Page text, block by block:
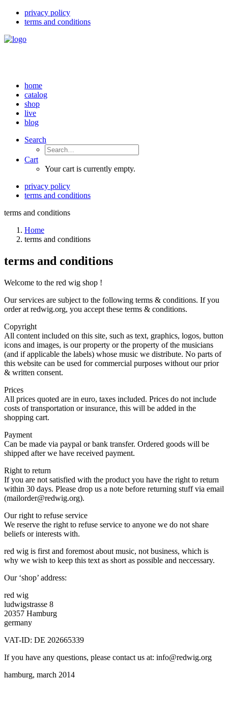
privacy policy
terms and conditions
home
catalog
shop
live
blog
Search
Cart
Your cart is currently empty.
privacy policy
terms and conditions
terms and conditions
Home
terms and conditions
terms and conditions
Welcome to the red wig shop !
Our services are subject to the following terms & conditions. If you
order at redwig.org, you accept these terms & conditions.
Copyright
All content included on this site, such as text, graphics, logos, button
icons and images, is our property or the property of the musicians
(and if applicable the labels) whose music we distribute. No parts of
this website can be used for commercial purposes without our prior
& written consent.
Prices
All prices quoted are in euro, taxes included. Prices do not include
costs of transportation or insurance, this will be added in the
shopping cart.
Payment
Can be made via paypal or bank transfer. Ordered goods will be
shipped after we have received payment.
Right to return
If you are not satisfied with the product you have the right to return
within 30 days. Please drop us a note before returning stuff via email
(mailorder@redwig.org).
Our right to refuse service
We reserve the right to refuse service to anyone we do not share
beliefs or interests with.
red wig is first and foremost about music, not business, which is
why we wish to keep this text as short as possible and neccessary.
Our ‘shop’ address:
red wig
ludwigstrasse 8
20357 Hamburg
germany
VAT-ID: DE 202665339
If you have any questions, please contact us at: info@redwig.org
hamburg, march 2014